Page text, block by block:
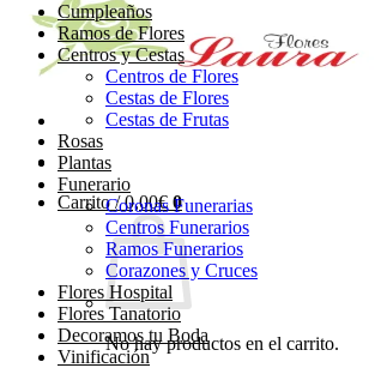
Carrito /0,00€ 0
No hay productos en el carrito.
Cumpleaños
Ramos de Flores
Centros y Cestas
Centros de Flores
Cestas de Flores
Cestas de Frutas
Rosas
Plantas
Funerario
Coronas Funerarias
Centros Funerarios
Ramos Funerarios
Corazones y Cruces
Flores Hospital
Flores Tanatorio
Decoramos tu Boda
Vinificación